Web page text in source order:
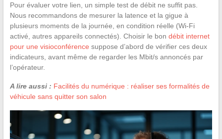
Pour évaluer votre lien, un simple test de débit ne suffit pas.
Nous recommandons de mesurer la latence et la gigue à
plusieurs moments de la journée, en condition réelle (Wi-Fi
activé, autres appareils connectés). Choisir le bon débit internet
pour une visioconférence suppose d’abord de vérifier ces deux
indicateurs, avant même de regarder les Mbit/s annoncés par
l’opérateur.
A lire aussi : Facilités du numérique : réaliser ses formalités de
véhicule sans quitter son salon